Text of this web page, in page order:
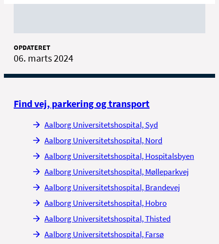
OPDATERET
06. marts 2024
Find vej, parkering og transport
Aalborg Universitetshospital, Syd
Aalborg Universitetshospital, Nord
Aalborg Universitetshospital, Hospitalsbyen
Aalborg Universitetshospital, Mølleparkvej
Aalborg Universitetshospital, Brandevej
Aalborg Universitetshospital, Hobro
Aalborg Universitetshospital, Thisted
Aalborg Universitetshospital, Farsø